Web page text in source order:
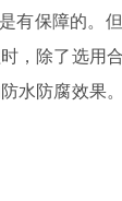
有保障的。
，除了选用
水防腐效果